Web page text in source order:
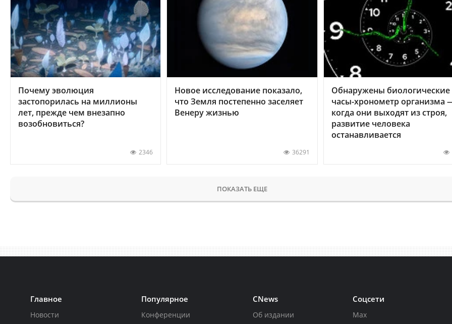
Почему эволюция
застопорилась на миллионы
лет, прежде чем внезапно
возобновиться?
2346
Новое исследование показало,
что Земля постепенно заселяет
Венеру жизнью
36291
Обнаружены биологические
часы-хронометр организма
когда они выходят из строя,
развитие человека
останавливается
ПОКАЗАТЬ ЕЩЕ
Главное
Новости
Популярное
Конференции
CNews
Об издании
Соцсети
Max